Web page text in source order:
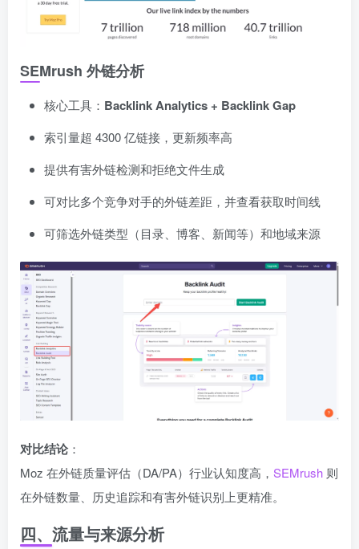
SEMrush 外链分析
核心工具： Backlink Analytics + Backlink Gap
索引量超 4300 亿链接，更新频率高
提供有害外链检测和拒绝文件生成
可对比多个竞争对手的外链差距，并查看获取时间线
可筛选外链类型（目录、博客、新闻等）和地域来源
对比结论：
Moz 在外链质量评估（DA/PA）行业认知度高， SEMrush 则
在外链数量、历史追踪和有害外链识别上更精准。
四、流量与来源分析